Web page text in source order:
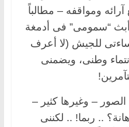
ومواقفه – مطالباً
“سمومى” فى أدمغة
للجيش (لا أعرف
وطنى، ويضمنى
– وغيرها كثير –
.. ربما! .. لكننى